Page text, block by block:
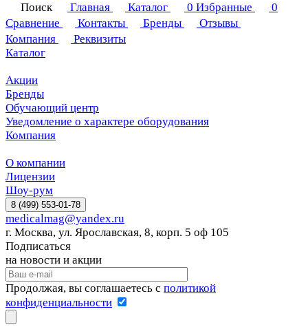
Поиск
Главная Каталог 0 Избранные
0
Сравнение
Контакты Бренды
Отзывы
Компания
Реквизиты
Каталог
Акции
Бренды
Обучающий центр
Уведомление о характере оборудования
Компания
О компании
Лицензии
Шоу-рум
8 (499) 553-01-78
medicalmag@yandex.ru
г. Москва, ул. Ярославская, 8, корп. 5 оф 105
Подписаться
на новости и акции
Продолжая, вы соглашаетесь с политикой
конфиденциальности